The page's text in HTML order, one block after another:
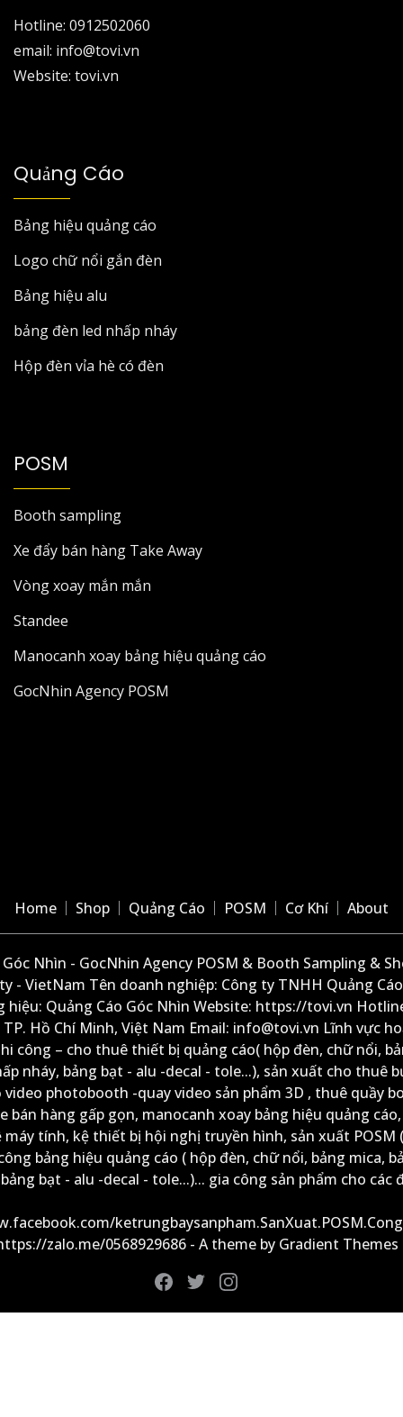
Hotline: 0912502060
email: info@tovi.vn
Website: tovi.vn
Quảng Cáo
Bảng hiệu quảng cáo
Logo chữ nổi gắn đèn
Bảng hiệu alu
bảng đèn led nhấp nháy
Hộp đèn vỉa hè có đèn
POSM
Booth sampling
Xe đẩy bán hàng Take Away
Vòng xoay mắn mắn
Standee
Manocanh xoay bảng hiệu quảng cáo
GocNhin Agency POSM
Home Shop Quảng Cáo POSM Cơ Khí About
Nhìn - GocNhin Agency POSM & Booth Sampling &
- VietNam Tên doanh nghiệp: Công ty TNHH Quảng
Quảng Cáo Góc Nhìn Website: https://tovi.vn
Hồ Chí Minh, Việt Nam Email: info@tovi.vn Lĩnh vực
công – cho thuê thiết bị quảng cáo( hộp đèn, chữ nổi,
nháy, bảng bạt - alu -decal - tole...), sản xuất cho thuê
photobooth -quay video sản phẩm 3D , thuê quầy
bán hàng gấp gọn, manocanh xoay bảng hiệu quảng
tính, kệ thiết bị hội nghị truyền hình, sản xuất POSM
bảng hiệu quảng cáo ( hộp đèn, chữ nổi, bảng mica,
bạt - alu -decal - tole...)... gia công sản phẩm cho các
zalo.me/0568929686 - A theme by Gradient